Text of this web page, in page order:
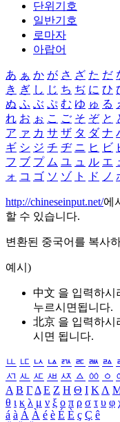
단위기호
일반기호
로마자
아랍어
あ ぁ か が さ ざ た だ
き ぎ し じ ち ぢ に ひ
ぬ ふ ぶ ぷ む ゆ ゅ る
れ お ぉ こ ご そ ぞ と
ア ァ カ サ ザ タ ダ ナ
ギ シ ジ チ ヂ ニ ヒ ビ
フ ブ プ ム ユ ュ ル エ
ォ コ ゴ ソ ゾ ト ド ノ
http://chineseinput.net/에
할 수 있습니다.
변환된 중국어를 복사
예시)
中文 을 입력하시
누르시면됩니다.
北京 을 입력하시
시면 됩니다.
ㅥ ㅦ ㅧ ㅨ ㅩ ㅪ ㅫ ㅬ
ㅺ ㅻ ㅼ ㅽ ㅾ ㅿ ㆀ ㆁ
Α Β ΓΔ Ε Ζ Η Θ Ι ΚΛ
θ ι κ λ μ ν ξ ο π ρ σ τ υ φ
á à Á À é è É È ç Ç ê